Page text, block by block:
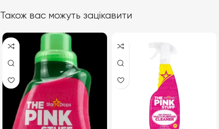
Також вас можуть зацікавити